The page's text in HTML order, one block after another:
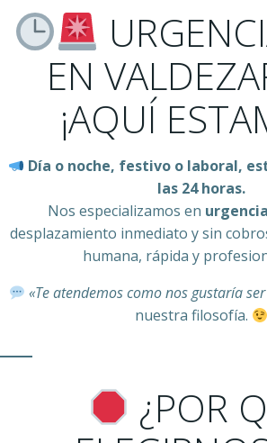
EN
¡AQUÍ
Día o noche, festivo o laboral,
las 24 horas.
Nos especializamos en
desplazamiento inmediato y sin
humana, rápida y
«Te atendemos como nos gustaría
nuestra filosofía.
¿POR